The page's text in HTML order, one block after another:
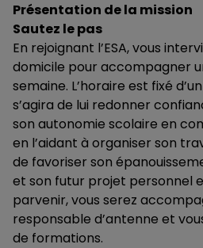
Présentation de la mission
Sautez le pas
En rejoignant l’ESA, vous
domicile pour accompagner
semaine. L’horaire est fixé
s’agira de lui redonner
son autonomie scolaire en
en l’aidant à organiser son
de favoriser son
et son futur projet personnel
parvenir, vous serez
responsable d’antenne et
de formations.